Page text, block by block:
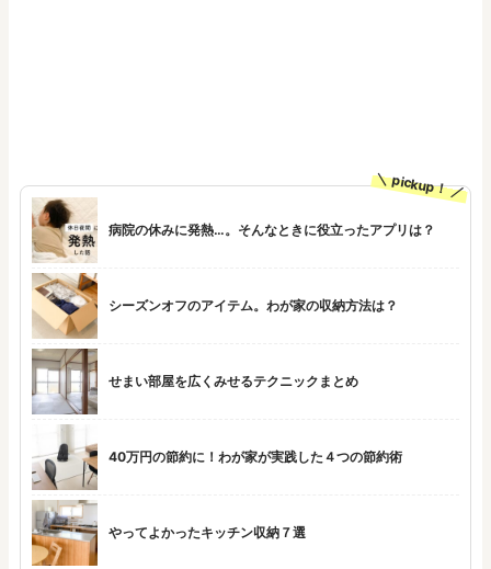
pickup！
病院の休みに発熱…。そんなときに役立ったアプリは？
シーズンオフのアイテム。わが家の収納方法は？
せまい部屋を広くみせるテクニックまとめ
40万円の節約に！わが家が実践した４つの節約術
やってよかったキッチン収納７選